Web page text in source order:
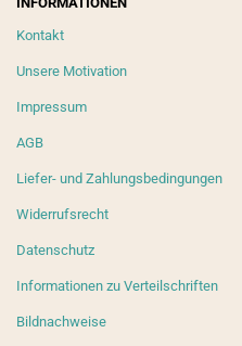
Kontakt
Unsere Motivation
Impressum
AGB
Liefer- und Zahlungsbedingungen
Widerrufsrecht
Datenschutz
Informationen zu Verteilschriften
Bildnachweise